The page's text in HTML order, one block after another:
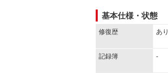
基本仕様・状態
修復歴 あり
記録簿 -